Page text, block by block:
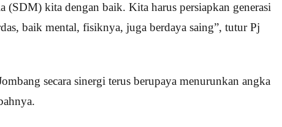
(SDM) kita dengan baik. Kita harus persiapkan generasi
baik mental, fisiknya, juga berdaya saing”, tutur Pj
secara sinergi terus berupaya menurunkan angka